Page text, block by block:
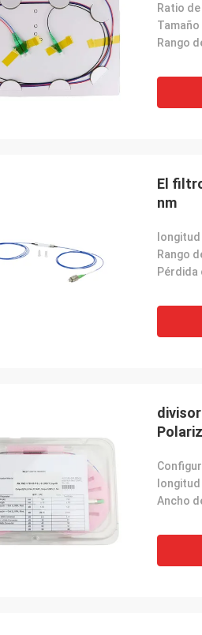
El
nm
Ancho